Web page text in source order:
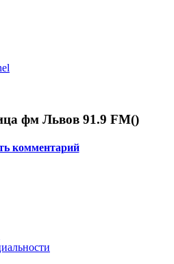
фм Львов 91.9 FM()
комментарий